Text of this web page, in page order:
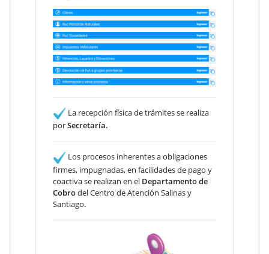
La recepción física de trámites se realiza
porSecretaría.
Los procesos inherentes a obligaciones
firmes, impugnadas, en facilidades de pago y
coactiva se realizan en el Departamento de
Cobrodel Centro de Atención Salinas y
Santiago.